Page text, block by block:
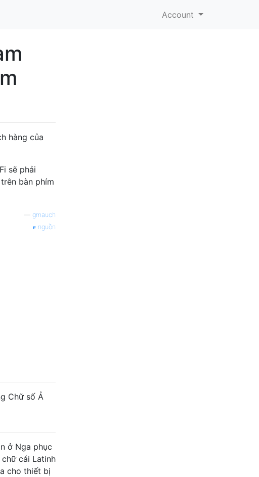
Account
hàng của
sẽ phải
bàn phím
gmauch
nguồn
Chữ số Ả
ở Nga phục
cái Latinh
cho thiết bị